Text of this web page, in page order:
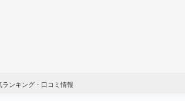
ンキング・口コミ情報